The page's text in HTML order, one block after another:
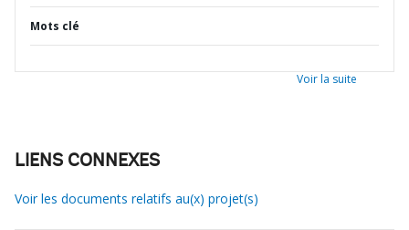
Mots clé
Voir la suite
LIENS CONNEXES
Voir les documents relatifs au(x) projet(s)